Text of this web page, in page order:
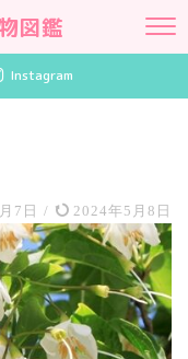
図鑑
Instagram
7日 / 2024年5月8日